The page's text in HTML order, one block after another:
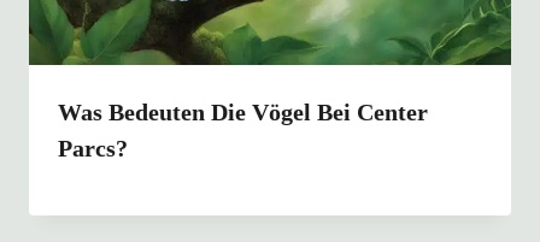
Was Bedeuten Die Vögel Bei Center
Parcs?